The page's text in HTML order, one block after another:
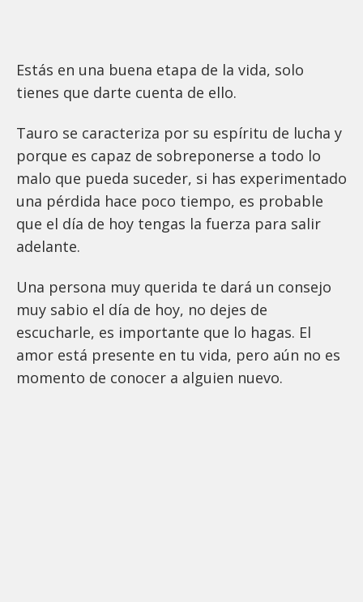
Estás en una buena etapa de la vida, solo
tienes que darte cuenta de ello.
Tauro se caracteriza por su espíritu de lucha y
porque es capaz de sobreponerse a todo lo
malo que pueda suceder, si has experimentado
una pérdida hace poco tiempo, es probable
que el día de hoy tengas la fuerza para salir
adelante.
Una persona muy querida te dará un consejo
muy sabio el día de hoy, no dejes de
escucharle, es importante que lo hagas. El
amor está presente en tu vida, pero aún no es
momento de conocer a alguien nuevo.